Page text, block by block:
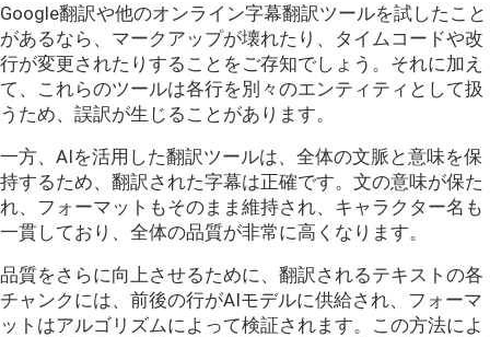
Google翻訳や他のオンライン字幕翻訳ツールを試したこと
があるなら、マークアップが壊れたり、タイムコードや改
行が変更されたりすることをご存知でしょう。それに加え
て、これらのツールは各行を別々のエンティティとして扱
うため、誤訳が生じることがあります。
一方、AIを活用した翻訳ツールは、全体の文脈と意味を保
持するため、翻訳された字幕は正確です。文の意味が保た
れ、フォーマットもそのまま維持され、キャラクター名も
一貫しており、全体の品質が非常に高くなります。
品質をさらに向上させるために、翻訳されるテキストの各
チャンクには、前後の行がAIモデルに供給され、フォーマ
ットはアルゴリズムによって検証されます。この方法によ